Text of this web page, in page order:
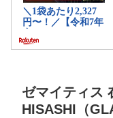
ゼマイティス
HISASHI（